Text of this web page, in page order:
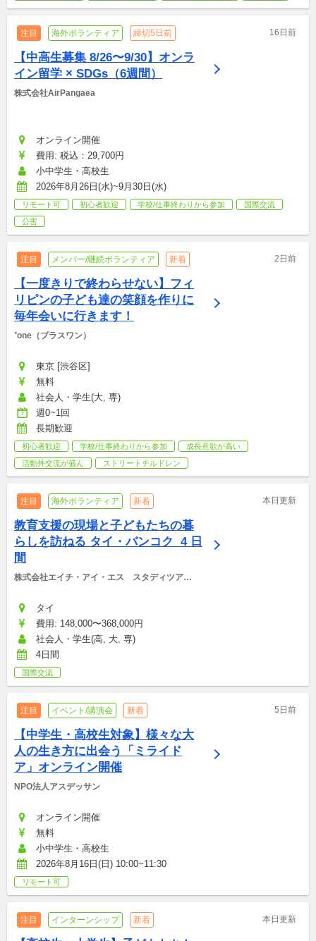
注目 海外ボランティア 締切5日前 16日前
【中高生募集 8/26〜9/30】オンラ
イン留学 × SDGs（6週間）
株式会社AirPangaea
オンライン開催
費用: 税込：29,700円
小中学生・高校生
2026年8月26日(水)~9月30日(水)
リモート可 初心者歓迎 学校/仕事終わりから参加
国際交流
公害
注目 メンバー/継続ボランティア 新着 2日前
【一度きりで終わらせない】フィ
リピンの子ども達の笑顔を作りに
毎年会いに行きます！
⁺one（プラスワン）
東京 [渋谷区]
無料
社会人・学生(大, 専)
週0~1回
長期歓迎
初心者歓迎 学校/仕事終わりから参加
成長意欲が高い
活動外交流が盛ん
ストリートチルドレン
注目 海外ボランティア 新着 本日更新
教育支援の現場と子どもたちの暮
らしを訪ねる タイ・バンコク  4 日
間
株式会社エイチ・アイ・エス　スタディツアー
タイ
費用: 148,000〜368,000円
社会人・学生(高, 大, 専)
4日間
国際交流
注目 イベント/講演会 新着 5日前
【中学生・高校生対象】様々な大
人の生き方に出会う「ミライド
ア」オンライン開催
NPO法人アスデッサン
オンライン開催
無料
小中学生・高校生
2026年8月16日(日) 10:00~11:30
リモート可
注目 インターンシップ 新着 本日更新